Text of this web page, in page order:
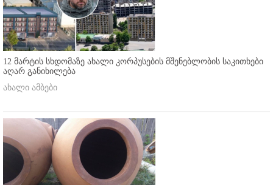
12 მარტის სხდომაზე ახალი კორპუსების მშენებლობის საკითხები
აღარ განიხილება
ახალი ამბები